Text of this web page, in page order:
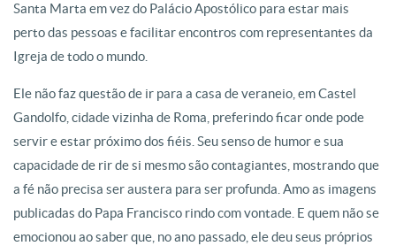
Santa Marta em vez do Palácio Apostólico para estar mais
perto das pessoas e facilitar encontros com representantes da
Igreja de todo o mundo.
Ele não faz questão de ir para a casa de veraneio, em Castel
Gandolfo, cidade vizinha de Roma, preferindo ficar onde pode
servir e estar próximo dos fiéis. Seu senso de humor e sua
capacidade de rir de si mesmo são contagiantes, mostrando que
a fé não precisa ser austera para ser profunda. Amo as imagens
publicadas do Papa Francisco rindo com vontade. E quem não se
emocionou ao saber que, no ano passado, ele deu seus próprios